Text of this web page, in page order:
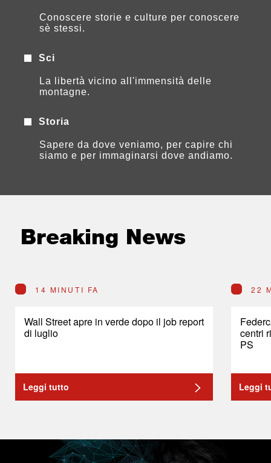
Conoscere storie e culture per conoscere
sè stessi.
Sci
La libertà vicino all'immensità delle
montagne.
Storia
Sapere da dove veniamo, per capire chi
siamo e per immaginarsi dove andiamo.
Breaking News
14 MINUTI FA
Wall Street apre in verde dopo il job report
di luglio
Leggi tutto
22
centri
PS
Leggi